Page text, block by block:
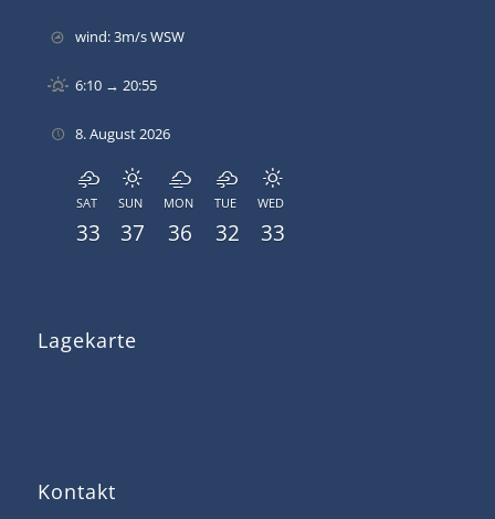
wind: 3m/s WSW
6:10 → 20:55
8. August 2026
SAT
33
SUN
37
MON
36
TUE
32
WED
33
Lagekarte
Kontakt